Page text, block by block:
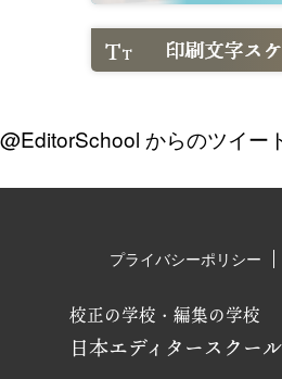
@EditorSchool からのツイー
校正の学校・編集の学校
日本エディタースクール
プライバシーポリシー